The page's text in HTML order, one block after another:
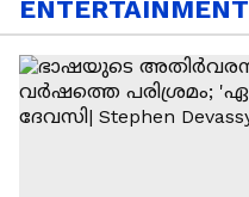
ENTERTAINMENT